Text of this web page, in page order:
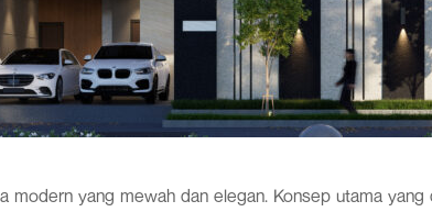
modern yang mewah dan elegan. Konsep utama